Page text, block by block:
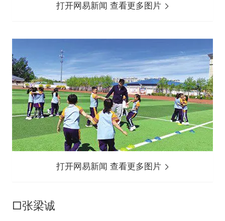
打开网易新闻 查看更多图片
打开网易新闻 查看更多图片
□张梁诚